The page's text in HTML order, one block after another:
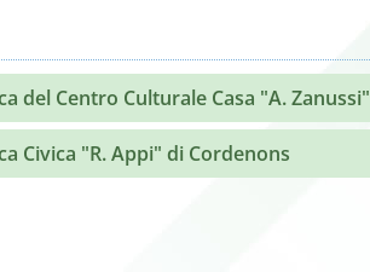
del Centro Culturale Casa "A. Zanussi"
Civica "R. Appi" di Cordenons